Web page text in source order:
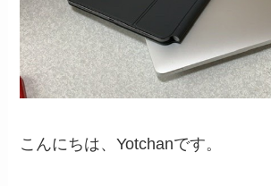
こんにちは、Yotchanです。